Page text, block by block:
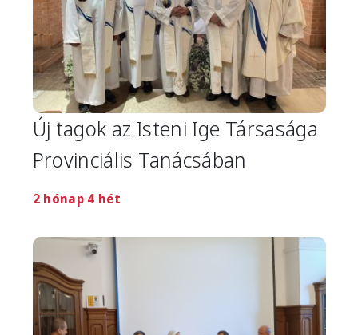
Új tagok az Isteni Ige Társasága
Provinciális Tanácsában
2 hónap 4 hét
Image